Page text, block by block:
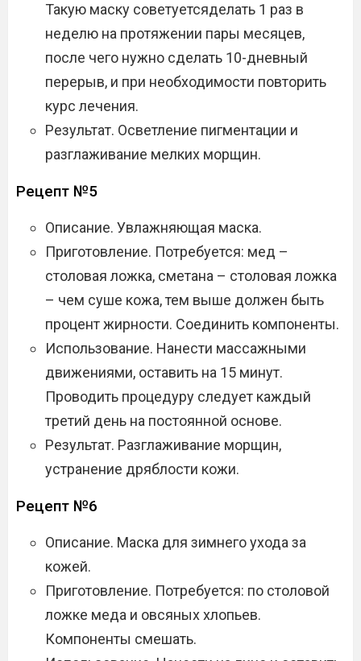
Такую маску советуетсяделать 1 раз в
неделю на протяжении пары месяцев,
после чего нужно сделать 10-дневный
перерыв, и при необходимости повторить
курс лечения.
Результат. Осветление пигментации и
разглаживание мелких морщин.
Рецепт №5
Описание. Увлажняющая маска.
Приготовление. Потребуется: мед –
столовая ложка, сметана – столовая ложка
– чем суше кожа, тем выше должен быть
процент жирности. Соединить компоненты.
Использование. Нанести массажными
движениями, оставить на 15 минут.
Проводить процедуру следует каждый
третий день на постоянной основе.
Результат. Разглаживание морщин,
устранение дряблости кожи.
Рецепт №6
Описание. Маска для зимнего ухода за
кожей.
Приготовление. Потребуется: по столовой
ложке меда и овсяных хлопьев.
Компоненты смешать.